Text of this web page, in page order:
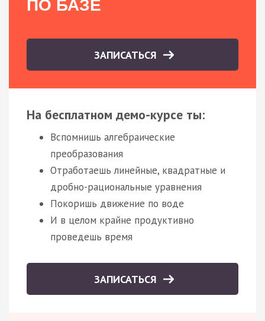
ПО БАЗЕ
ЗАПИСАТЬСЯ
На бесплатном демо-курсе ты:
Вспомнишь алгебраические
преобразования
Отработаешь линейные, квадратные и
дробно-рациональные уравнения
Покоришь движение по воде
И в целом крайне продуктивно
проведешь время
ЗАПИСАТЬСЯ